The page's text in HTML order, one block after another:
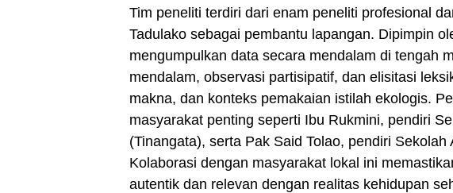
Tim peneliti terdiri dari enam peneliti profesional
Tadulako sebagai pembantu lapangan. Dipimpin
mengumpulkan data secara mendalam di tengah
mendalam, observasi partisipatif, dan elisitasi
makna, dan konteks pemakaian istilah ekologis.
masyarakat penting seperti Ibu Rukmini, pendiri
(Tinangata), serta Pak Said Tolao, pendiri
Kolaborasi dengan masyarakat lokal ini
autentik dan relevan dengan realitas kehidupan